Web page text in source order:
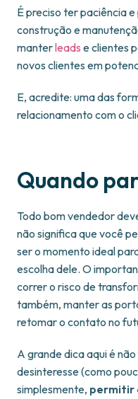
É preciso ter paciência
construção e
manterleads e clientes
novos clientes em
E, acredite: uma das
relacionamento com o
Quando
Todo bom vendedor
não significa que você
ser o momento ideal
escolha dele. O
correr o risco de
também, manter as
retomar o contato no
A grande dica aqui é
desinteresse (como
simplesmente, permitir